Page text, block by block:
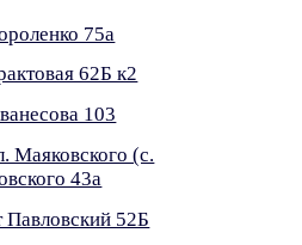
75а
62Б к2
103
Маяковского (с.
43а
52Б